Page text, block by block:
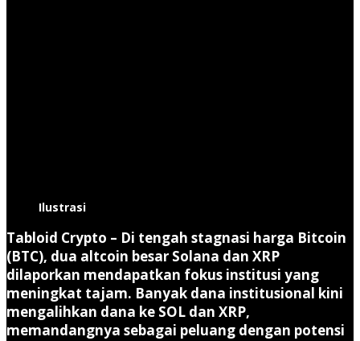
Ilustrasi
Tabloid Crypto – Di tengah stagnasi harga Bitcoin
(BTC), dua altcoin besar Solana dan XRP
dilaporkan mendapatkan fokus institusi yang
meningkat tajam. Banyak dana institusional kini
mengalihkan dana ke SOL dan XRP,
memandangnya sebagai peluang dengan potensi